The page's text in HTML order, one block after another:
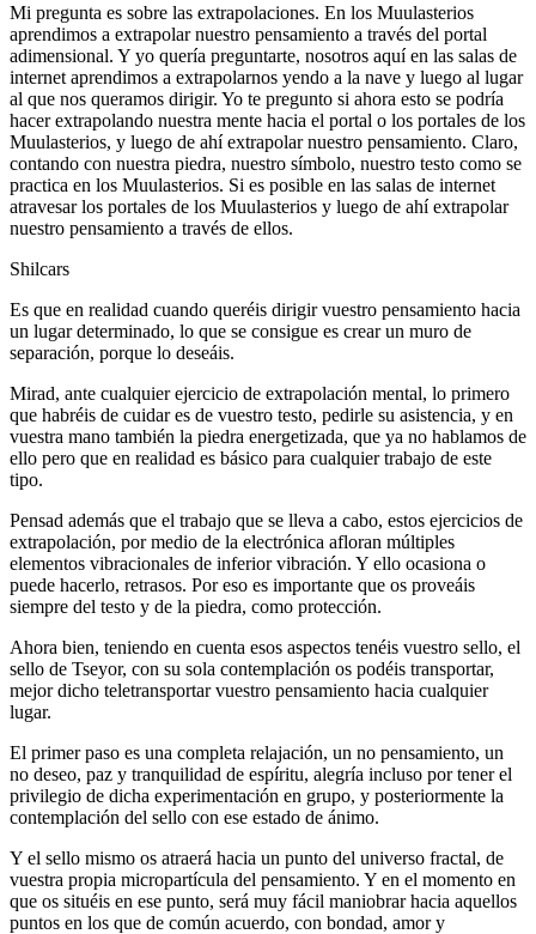
Mi pregunta es sobre las extrapolaciones. En los Muulasterios
aprendimos a extrapolar nuestro pensamiento a través del portal
adimensional. Y yo quería preguntarte, nosotros aquí en las salas de
internet aprendimos a extrapolarnos yendo a la nave y luego al lugar
al que nos queramos dirigir. Yo te pregunto si ahora esto se podría
hacer extrapolando nuestra mente hacia el portal o los portales de los
Muulasterios, y luego de ahí extrapolar nuestro pensamiento. Claro,
contando con nuestra piedra, nuestro símbolo, nuestro testo como se
practica en los Muulasterios. Si es posible en las salas de internet
atravesar los portales de los Muulasterios y luego de ahí extrapolar
nuestro pensamiento a través de ellos.
Shilcars
Es que en realidad cuando queréis dirigir vuestro pensamiento hacia
un lugar determinado, lo que se consigue es crear un muro de
separación, porque lo deseáis.
Mirad, ante cualquier ejercicio de extrapolación mental, lo primero
que habréis de cuidar es de vuestro testo, pedirle su asistencia, y en
vuestra mano también la piedra energetizada, que ya no hablamos de
ello pero que en realidad es básico para cualquier trabajo de este
tipo.
Pensad además que el trabajo que se lleva a cabo, estos ejercicios de
extrapolación, por medio de la electrónica afloran múltiples
elementos vibracionales de inferior vibración. Y ello ocasiona o
puede hacerlo, retrasos. Por eso es importante que os proveáis
siempre del testo y de la piedra, como protección.
Ahora bien, teniendo en cuenta esos aspectos tenéis vuestro sello, el
sello de Tseyor, con su sola contemplación os podéis transportar,
mejor dicho teletransportar vuestro pensamiento hacia cualquier
lugar.
El primer paso es una completa relajación, un no pensamiento, un
no deseo, paz y tranquilidad de espíritu, alegría incluso por tener el
privilegio de dicha experimentación en grupo, y posteriormente la
contemplación del sello con ese estado de ánimo.
Y el sello mismo os atraerá hacia un punto del universo fractal, de
vuestra propia micropartícula del pensamiento. Y en el momento en
que os situéis en ese punto, será muy fácil maniobrar hacia aquellos
puntos en los que de común acuerdo, con bondad, amor y